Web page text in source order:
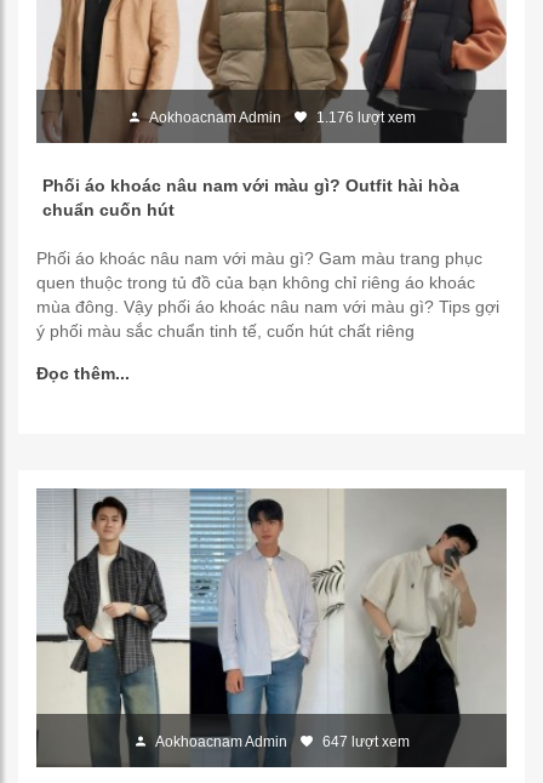
Aokhoacnam Admin 1.176 lượt xem
Phối áo khoác nâu nam với màu gì? Outfit hài hòa
chuẩn cuốn hút
Phối áo khoác nâu nam với màu gì? Gam màu trang phục
quen thuộc trong tủ đồ của bạn không chỉ riêng áo khoác
mùa đông. Vậy phối áo khoác nâu nam với màu gì? Tips gợi
ý phối màu sắc chuẩn tinh tế, cuốn hút chất riêng
Đọc thêm...
Aokhoacnam Admin 647 lượt xem